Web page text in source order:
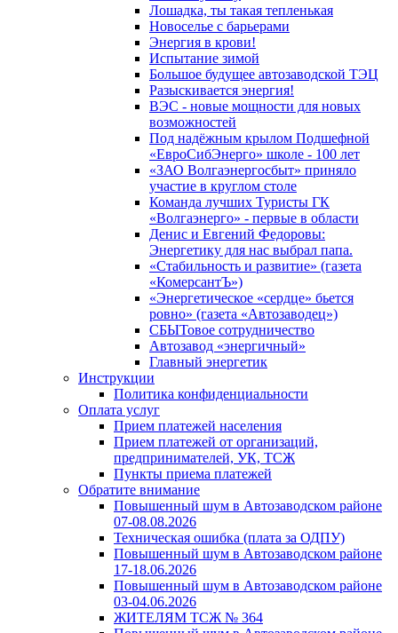
Лошадка, ты такая тепленькая
Новоселье с барьерами
Энергия в крови!
Испытание зимой
Большое будущее автозаводской ТЭЦ
Разыскивается энергия!
ВЭС - новые мощности для новых
возможностей
Под надёжным крылом Подшефной
«ЕвроСибЭнерго» школе - 100 лет
«ЗАО Волгаэнергосбыт» приняло
участие в круглом столе
Команда лучших Туристы ГК
«Волгаэнерго» - первые в области
Денис и Евгений Федоровы:
Энергетику для нас выбрал папа.
«Стабильность и развитие» (газета
«КомерсантЪ»)
«Энергетическое «сердце» бьется
ровно» (газета «Автозаводец»)
СБЫТовое сотрудничество
Автозавод «энергичный»
Главный энергетик
Инструкции
Политика конфиденциальности
Оплата услуг
Прием платежей населения
Прием платежей от организаций,
предпринимателей, УК, ТСЖ
Пункты приема платежей
Обратите внимание
Повышенный шум в Автозаводском районе
07-08.08.2026
Техническая ошибка (плата за ОДПУ)
Повышенный шум в Автозаводском районе
17-18.06.2026
Повышенный шум в Автозаводском районе
03-04.06.2026
ЖИТЕЛЯМ ТСЖ № 364